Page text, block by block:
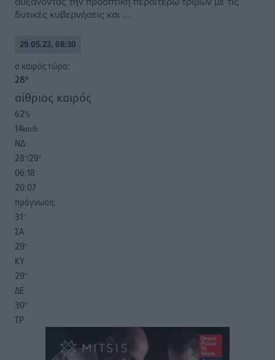
δυτικές κυβερνήσεις και ...
29.05.23, 08:30
o καιρός τώρα:
28°
αίθριος καιρός
62%
14km/h
ΝΔ
28°/29°
06:18
20:07
πρόγνωση:
31°
ΣΑ
29°
ΚΥ
29°
ΔΕ
30°
ΤΡ